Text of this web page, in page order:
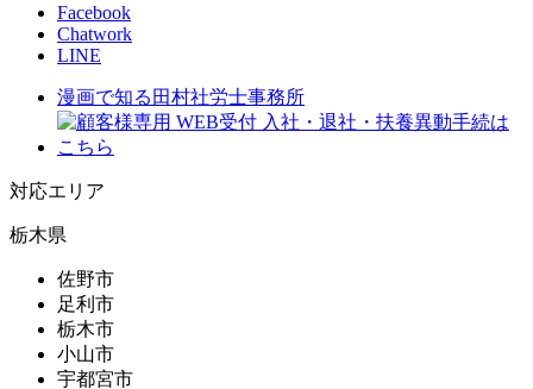
Facebook
Chatwork
LINE
漫画で知る田村社労士事務所
対応エリア
栃木県
佐野市
足利市
栃木市
小山市
宇都宮市